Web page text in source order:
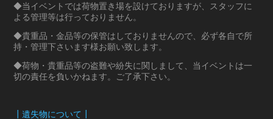
◆当イベントでは荷物置き場を設けておりますが、スタッフに
よる管理等は行っておりません。
◆貴重品・金品等の保管はしておりませんので、必ず各自で所
持・管理下さいます様お願い致します。
◆荷物・貴重品等の盗難や紛失に関しまして、当イベントは一
切の責任を負いかねます。ご了承下さい。
┃遺失物について┃